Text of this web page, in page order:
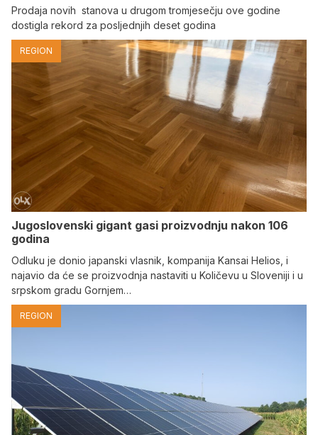
Prodaja novih stanova u drugom tromjesečju ove godine
dostigla rekord za posljednjih deset godina
REGION
Jugoslovenski gigant gasi proizvodnju nakon 106
godina
Odluku je donio japanski vlasnik, kompanija Kansai Helios, i
najavio da će se proizvodnja nastaviti u Količevu u Sloveniji i u
srpskom gradu Gornjem…
REGION